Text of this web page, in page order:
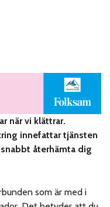
när vi klättrar.
innefattar tjänsten
återhämta dig
som är med i